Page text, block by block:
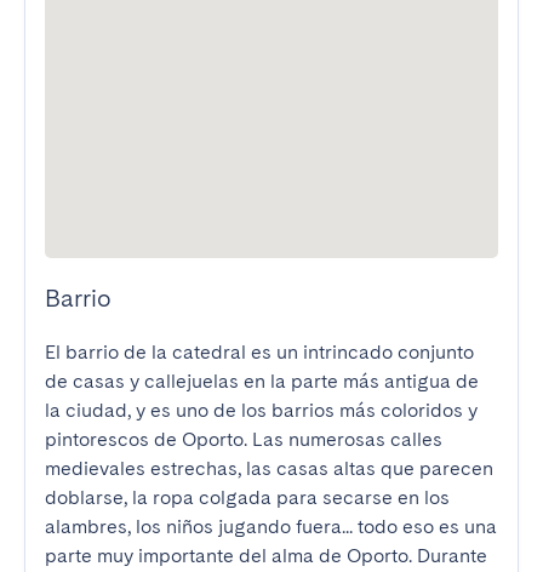
Barrio
El barrio de la catedral es un intrincado conjunto
de casas y callejuelas en la parte más antigua de
la ciudad, y es uno de los barrios más coloridos y
pintorescos de Oporto. Las numerosas calles
medievales estrechas, las casas altas que parecen
doblarse, la ropa colgada para secarse en los
alambres, los niños jugando fuera... todo eso es una
parte muy importante del alma de Oporto. Durante